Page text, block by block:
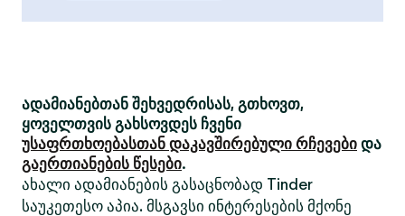
ადამიანებთან შეხვედრისას, გთხოვთ,
ყოველთვის გახსოვდეს ჩვენი
უსაფრთხოებასთან დაკავშირებული რჩევები და
გაერთიანების წესები.
ახალი ადამიანების გასაცნობად Tinder
საუკეთესო აპია. მსგავსი ინტერესების მქონე